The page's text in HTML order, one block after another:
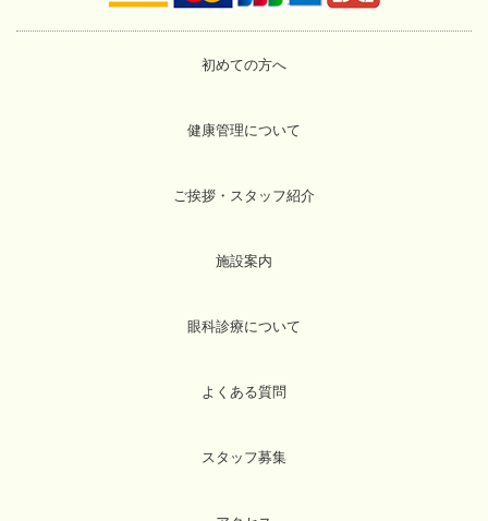
初めての方へ
健康管理について
ご挨拶・スタッフ紹介
施設案内
眼科診療について
よくある質問
スタッフ募集